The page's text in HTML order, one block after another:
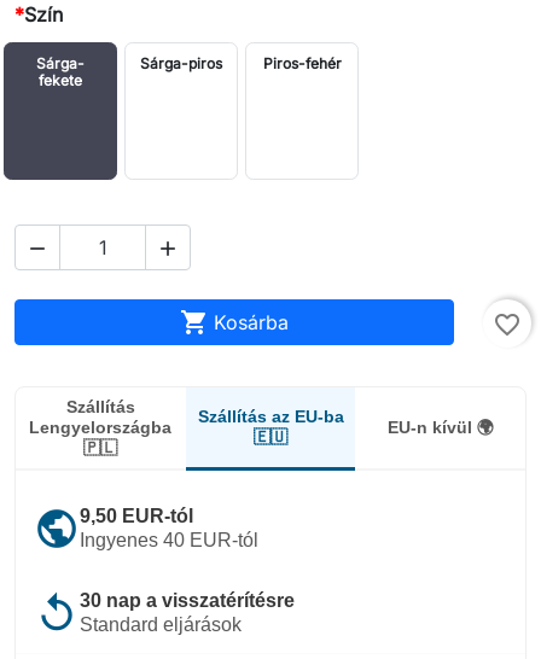
*Szín
Sárga-
fekete
Sárga-piros Piros-fehér
 
 Kosárba favorite_border
Szállítás
Lengyelországba
🇵🇱
Szállítás az EU-ba
🇪🇺
EU-n kívül 🌍
public9,50 EUR-tól
Ingyenes 40 EUR-tól
replay 30 nap a visszatérítésre
Standard eljárások